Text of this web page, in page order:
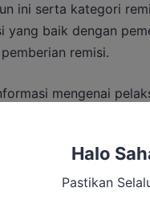
ini serta kategori
yang baik dengan
remisi.
mengenai
baik kepada
terus terjalin demi
GubernurHalo
Pastikan